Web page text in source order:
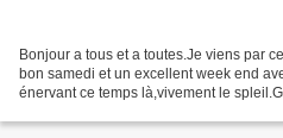
Bonjour a tous et a toutes.Je viens par
bon samedi et un excellent week end
énervant ce temps là,vivement le